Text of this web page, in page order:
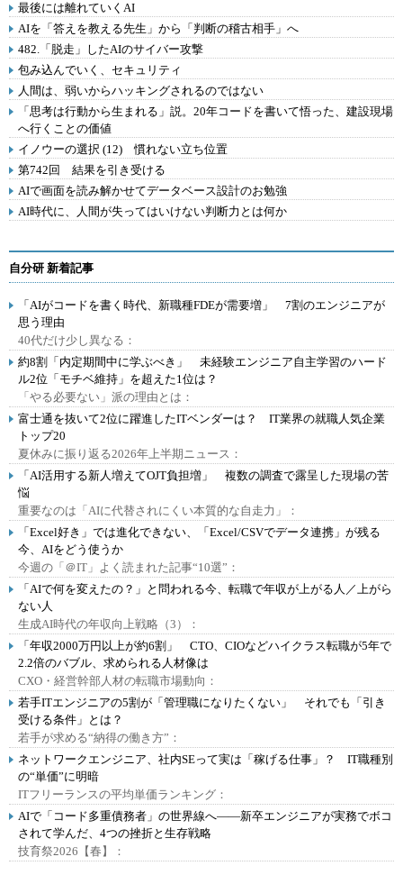
最後には離れていくAI
AIを「答えを教える先生」から「判断の稽古相手」へ
482.「脱走」したAIのサイバー攻撃
包み込んでいく、セキュリティ
人間は、弱いからハッキングされるのではない
「思考は行動から生まれる」説。20年コードを書いて悟った、建設現場
へ行くことの価値
イノウーの選択 (12) 慣れない立ち位置
第742回 結果を引き受ける
AIで画面を読み解かせてデータベース設計のお勉強
AI時代に、人間が失ってはいけない判断力とは何か
自分研 新着記事
「AIがコードを書く時代、新職種FDEが需要増」 7割のエンジニアが
思う理由
40代だけ少し異なる：
約8割「内定期間中に学ぶべき」 未経験エンジニア自主学習のハード
ル2位「モチベ維持」を超えた1位は？
「やる必要ない」派の理由とは：
富士通を抜いて2位に躍進したITベンダーは？ IT業界の就職人気企業
トップ20
夏休みに振り返る2026年上半期ニュース：
「AI活用する新人増えてOJT負担増」 複数の調査で露呈した現場の苦
悩
重要なのは「AIに代替されにくい本質的な自走力」：
「Excel好き」では進化できない、「Excel/CSVでデータ連携」が残る
今、AIをどう使うか
今週の「＠IT」よく読まれた記事“10選”：
「AIで何を変えたの？」と問われる今、転職で年収が上がる人／上がら
ない人
生成AI時代の年収向上戦略（3）：
「年収2000万円以上が約6割」 CTO、CIOなどハイクラス転職が5年で
2.2倍のバブル、求められる人材像は
CXO・経営幹部人材の転職市場動向：
若手ITエンジニアの5割が「管理職になりたくない」 それでも「引き
受ける条件」とは？
若手が求める“納得の働き方”：
ネットワークエンジニア、社内SEって実は「稼げる仕事」？ IT職種別
の“単価”に明暗
ITフリーランスの平均単価ランキング：
AIで「コード多重債務者」の世界線へ――新卒エンジニアが実務でボコ
されて学んだ、4つの挫折と生存戦略
技育祭2026【春】：